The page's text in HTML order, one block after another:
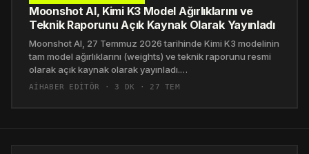
Moonshot AI, Kimi K3 Model Ağırlıklarını ve
Teknik Raporunu Açık Kaynak Olarak Yayınladı
Moonshot AI, 27 Temmuz 2026 tarihinde Kimi K3 modelinin
tam model ağırlıklarını (weights) ve teknik raporunu resmi
olarak açık kaynak olarak yayınladı.…
AIHABER EDITÖR · 3 DK · 27 TEM